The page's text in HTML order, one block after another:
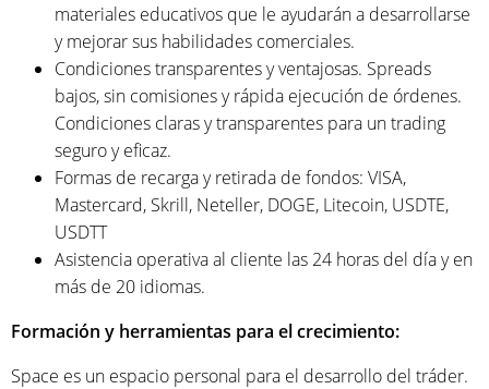
materiales educativos que le ayudarán a desarrollarse
y mejorar sus habilidades comerciales.
Condiciones transparentes y ventajosas. Spreads
bajos, sin comisiones y rápida ejecución de órdenes.
Condiciones claras y transparentes para un trading
seguro y eficaz.
Formas de recarga y retirada de fondos: VISA,
Mastercard, Skrill, Neteller, DOGE, Litecoin, USDTE,
USDTT
Asistencia operativa al cliente las 24 horas del día y en
más de 20 idiomas.
Formación y herramientas para el crecimiento:
Space es un espacio personal para el desarrollo del tráder.